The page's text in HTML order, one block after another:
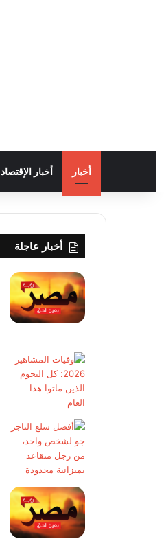
أخبار أخبار الإقتصاد
أخبار عاجلة